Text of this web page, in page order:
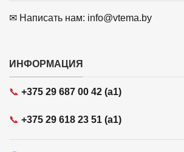
✉ Написать нам: info@vtema.by
ИНФОРМАЦИЯ
📞 +375 29 687 00 42 (a1)
📞 +375 29 618 23 51 (a1)